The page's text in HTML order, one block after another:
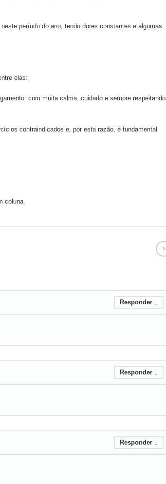
período do ano, tendo dores constantes e algumas
elas:
com muita calma, cuidado e sempre respeitando
contraindicados e, por esta razão, é fundamental
coluna.
Responder ↓
Responder ↓
Responder ↓